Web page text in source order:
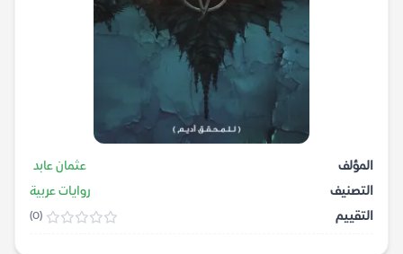
المؤلف
عثمان عابد
التصنيف
روايات عربية
التقييم
(0)